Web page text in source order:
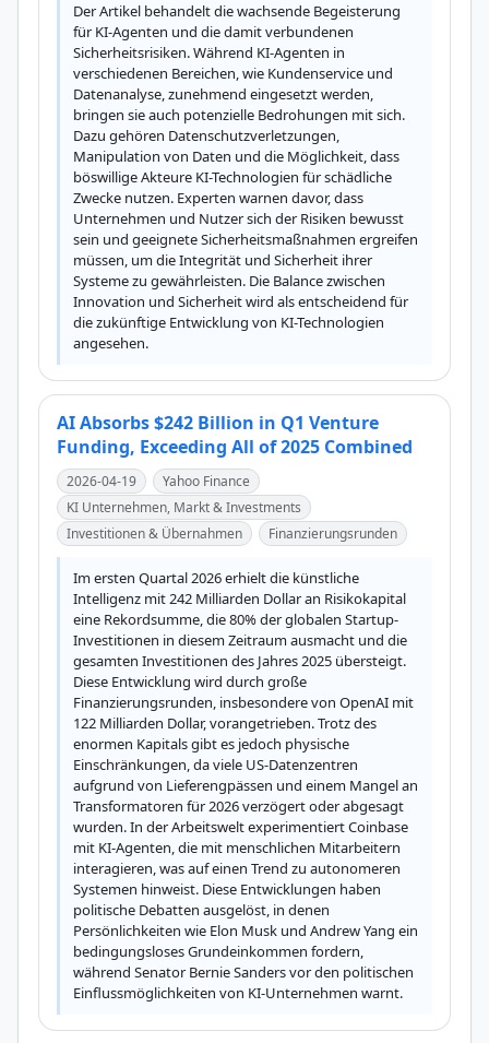
Der Artikel behandelt die wachsende Begeisterung
für KI-Agenten und die damit verbundenen
Sicherheitsrisiken. Während KI-Agenten in
verschiedenen Bereichen, wie Kundenservice und
Datenanalyse, zunehmend eingesetzt werden,
bringen sie auch potenzielle Bedrohungen mit sich.
Dazu gehören Datenschutzverletzungen,
Manipulation von Daten und die Möglichkeit, dass
böswillige Akteure KI-Technologien für schädliche
Zwecke nutzen. Experten warnen davor, dass
Unternehmen und Nutzer sich der Risiken bewusst
sein und geeignete Sicherheitsmaßnahmen ergreifen
müssen, um die Integrität und Sicherheit ihrer
Systeme zu gewährleisten. Die Balance zwischen
Innovation und Sicherheit wird als entscheidend für
die zukünftige Entwicklung von KI-Technologien
angesehen.
AI Absorbs $242 Billion in Q1 Venture
Funding, Exceeding All of 2025 Combined
2026-04-19
Yahoo Finance
KI Unternehmen, Markt & Investments
Investitionen & Übernahmen
Finanzierungsrunden
Im ersten Quartal 2026 erhielt die künstliche
Intelligenz mit 242 Milliarden Dollar an Risikokapital
eine Rekordsumme, die 80% der globalen Startup-
Investitionen in diesem Zeitraum ausmacht und die
gesamten Investitionen des Jahres 2025 übersteigt.
Diese Entwicklung wird durch große
Finanzierungsrunden, insbesondere von OpenAI mit
122 Milliarden Dollar, vorangetrieben. Trotz des
enormen Kapitals gibt es jedoch physische
Einschränkungen, da viele US-Datenzentren
aufgrund von Lieferengpässen und einem Mangel an
Transformatoren für 2026 verzögert oder abgesagt
wurden. In der Arbeitswelt experimentiert Coinbase
mit KI-Agenten, die mit menschlichen Mitarbeitern
interagieren, was auf einen Trend zu autonomeren
Systemen hinweist. Diese Entwicklungen haben
politische Debatten ausgelöst, in denen
Persönlichkeiten wie Elon Musk und Andrew Yang ein
bedingungsloses Grundeinkommen fordern,
während Senator Bernie Sanders vor den politischen
Einflussmöglichkeiten von KI-Unternehmen warnt.